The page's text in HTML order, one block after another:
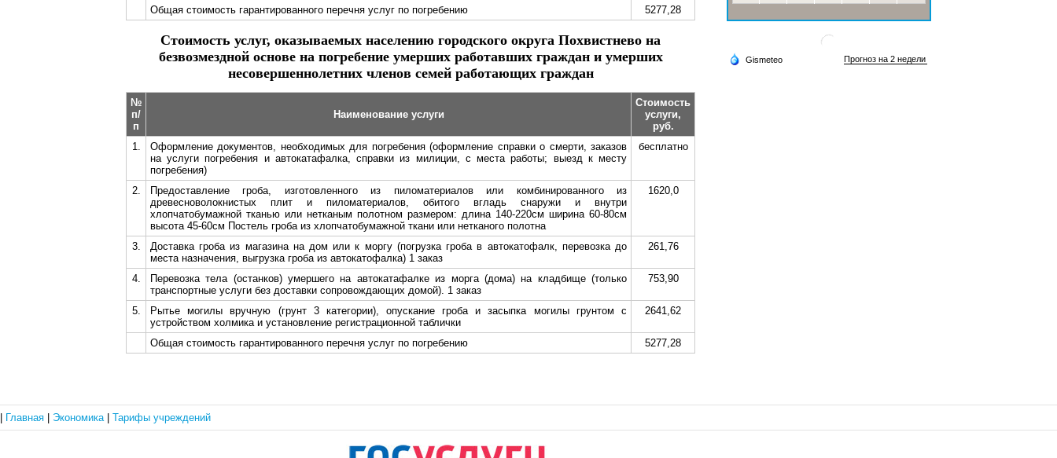
Общая стоимость гарантированного перечня услуг по погребению 5277,28
Стоимость услуг, оказываемых населению городского округа Похвистнево на
безвозмездной основе на погребение умерших работавших граждан и умерших
несовершеннолетних членов семей работающих граждан
№
п/
п
Наименование услуги
Стоимость
услуги,
руб.
1.
Оформление документов, необходимых для погребения (оформление справки о смерти, заказов
на услуги погребения и автокатафалка, справки из милиции, с места работы; выезд к месту
погребения)
бесплатно
2.
Предоставление гроба, изготовленного из пиломатериалов или комбинированного из
древесноволокнистых плит и пиломатериалов, обитого вгладь снаружи и внутри
хлопчатобумажной тканью или нетканым полотном размером: длина 140-220см ширина 60-80см
высота 45-60см Постель гроба из хлопчатобумажной ткани или нетканого полотна
1620,0
3.
Доставка гроба из магазина на дом или к моргу (погрузка гроба в автокатофалк, перевозка до
места назначения, выгрузка гроба из автокатофалка) 1 заказ
261,76
4.
Перевозка тела (останков) умершего на автокатафалке из морга (дома) на кладбище (только
транспортные услуги без доставки сопровождающих домой). 1 заказ
753,90
5.
Рытье могилы вручную (грунт 3 категории), опускание гроба и засыпка могилы грунтом с
устройством холмика и установление регистрационной таблички
2641,62
Общая стоимость гарантированного перечня услуг по погребению 5277,28
Главная Экономика Тарифы учреждений